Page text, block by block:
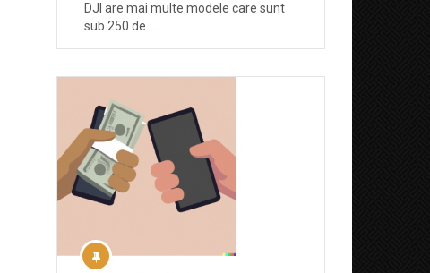
DJI are mai multe modele care sunt
sub 250 de …